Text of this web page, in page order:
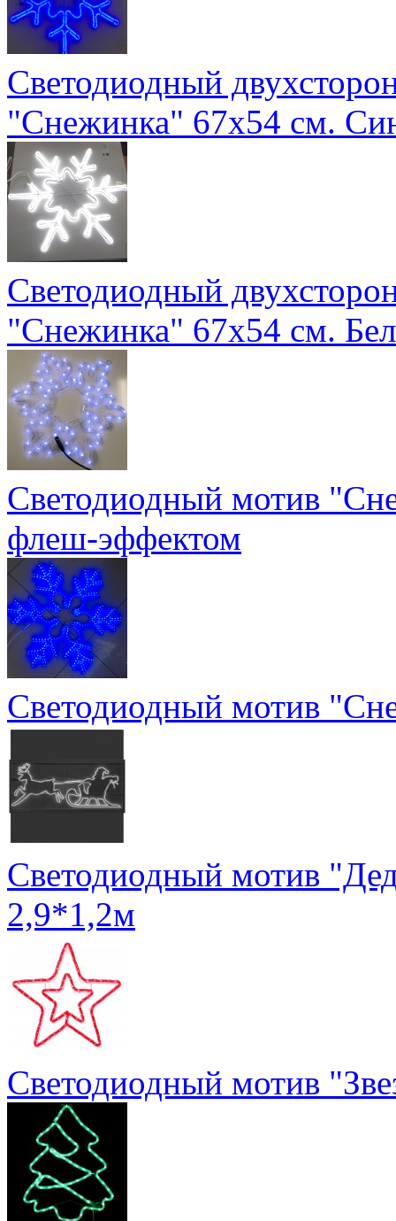
Светодиодный
"Снежинка" 67х54 см.
Светодиодный
"Снежинка" 67х54 см.
Светодиодный мотив
флеш-эффектом
Светодиодный мотив
Светодиодный мотив
2,9*1,2м
Светодиодный мотив